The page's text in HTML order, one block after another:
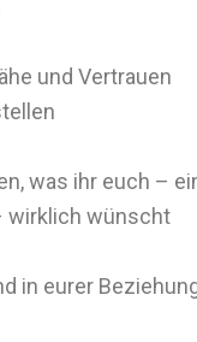
und Vertrauen
was ihr euch –
wirklich wünscht
in eurer